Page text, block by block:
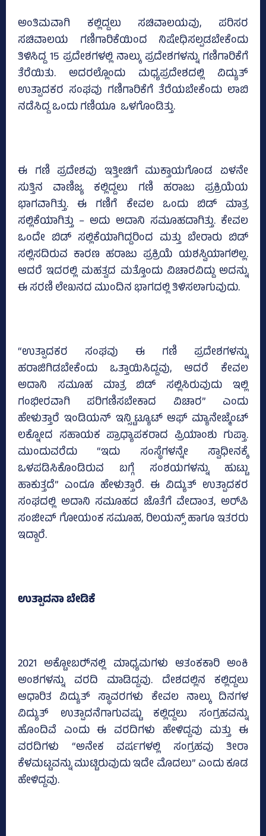
ಅಂತಿಮವಾಗಿ ಕಲ್ಲಿದ್ದಲು ಸಚಿವಾಲಯವು, ಪರಿಸರ
ಸಚಿವಾಲಯ ಗಣಿಗಾರಿಕೆಯಿಂದ ನಿಷೇಧಿಸಲ್ಪಡಬೇಕೆಂದು
ತಿಳಿಸಿದ್ದ 15 ಪ್ರದೇಶಗಳಲ್ಲಿ ನಾಲ್ಕು ಪ್ರದೇಶಗಳನ್ನು ಗಣಿಗಾರಿಕೆಗೆ
ತೆರೆಯಿತು. ಅದರಲ್ಲೊಂದು ಮಧ್ಯಪ್ರದೇಶದಲ್ಲಿ ವಿದ್ಯುತ್
ಉತ್ಪಾದಕರ ಸಂಘವು ಗಣಿಗಾರಿಕೆಗೆ ತೆರೆಯಬೇಕೆಂದು ಲಾಬಿ
ನಡೆಸಿದ್ದ ಒಂದು ಗಣಿಯೂ ಒಳಗೊಂಡಿತ್ತು.
ಈ ಗಣಿ ಪ್ರದೇಶವು ಇತ್ತೀಚಿಗೆ ಮುಕ್ತಾಯಗೊಂಡ ಏಳನೇ
ಸುತ್ತಿನ ವಾಣಿಜ್ಯ ಕಲ್ಲಿದ್ದಲು ಗಣಿ ಹರಾಜು ಪ್ರಕ್ರಿಯೆಯ
ಭಾಗವಾಗಿತ್ತು. ಈ ಗಣಿಗೆ ಕೇವಲ ಒಂದು ಬಿಡ್ ಮಾತ್ರ
ಸಲ್ಲಿಕೆಯಾಗಿತ್ತು – ಅದು ಅದಾನಿ ಸಮೂಹದಾಗಿತ್ತು. ಕೇವಲ
ಒಂದೇ ಬಿಡ್ ಸಲ್ಲಿಕೆಯಾಗಿದ್ದರಿಂದ ಮತ್ತು ಬೇರಾರು ಬಿಡ್
ಸಲ್ಲಿಸದಿರುವ ಕಾರಣ ಹರಾಜು ಪ್ರಕ್ರಿಯೆ ಯಶಸ್ವಿಯಾಗಲಿಲ್ಲ.
ಆದರೆ ಇದರಲ್ಲಿ ಮಹತ್ವದ ಮತ್ತೊಂದು ವಿಚಾರವಿದ್ದು ಅದನ್ನು
ಈ ಸರಣಿ ಲೇಖನದ ಮುಂದಿನ ಭಾಗದಲ್ಲಿ ತಿಳಿಸಲಾಗುವುದು.
“ಉತ್ಪಾದಕರ ಸಂಘವು ಈ ಗಣಿ ಪ್ರದೇಶಗಳನ್ನು
ಹರಾಜಿಗಿಡಬೇಕೆಂದು ಒತ್ತಾಯಿಸಿದ್ದವು, ಆದರೆ ಕೇವಲ
ಅದಾನಿ ಸಮೂಹ ಮಾತ್ರ ಬಿಡ್ ಸಲ್ಲಿಸಿರುವುದು ಇಲ್ಲಿ
ಗಂಭೀರವಾಗಿ ಪರಿಗಣಿಸಬೇಕಾದ ವಿಚಾರ” ಎಂದು
ಹೇಳುತ್ತಾರೆ ಇಂಡಿಯನ್ ಇನ್ಸ್ಟಿಟ್ಯೂಟ್ ಆಫ್ ಮ್ಯಾನೇಜ್ಮೆಂಟ್
ಲಕ್ನೋದ ಸಹಾಯಕ ಪ್ರಾಧ್ಯಾಪಕರಾದ ಪ್ರಿಯಾಂಶು ಗುಪ್ತಾ.
ಮುಂದುವರೆದು “ಇದು ಸಂಸ್ಥೆಗಳನ್ನೇ ಸ್ವಾಧೀನಕ್ಕೆ
ಒಳಪಡಿಸಿಕೊಂಡಿರುವ ಬಗ್ಗೆ ಸಂಶಯಗಳನ್ನು ಹುಟ್ಟು
ಹಾಕುತ್ತದೆ” ಎಂದೂ ಹೇಳುತ್ತಾರೆ. ಈ ವಿದ್ಯುತ್ ಉತ್ಪಾದಕರ
ಸಂಘದಲ್ಲಿ ಅದಾನಿ ಸಮೂಹದ ಜೊತೆಗೆ ವೇದಾಂತ, ಅರ್‌ಪಿ
ಸಂಜೀವ್ ಗೋಯಂಕ ಸಮೂಹ, ರಿಲಯನ್ಸ್ ಹಾಗೂ ಇತರರು
ಇದ್ದಾರೆ.
ಉತ್ಪಾದನಾ ಬೇಡಿಕೆ
2021 ಅಕ್ಟೋಬರ್‍‌ನಲ್ಲಿ ಮಾಧ್ಯಮಗಳು ಆತಂಕಕಾರಿ ಅಂಕಿ
ಅಂಶಗಳನ್ನು ವರದಿ ಮಾಡಿದ್ದವು. ದೇಶದಲ್ಲಿನ ಕಲ್ಲಿದ್ದಲು
ಆಧಾರಿತ ವಿದ್ಯುತ್ ಸ್ಥಾವರಗಳು ಕೇವಲ ನಾಲ್ಕು ದಿನಗಳ
ವಿದ್ಯುತ್ ಉತ್ಪಾದನೆಗಾಗುವಷ್ಟು ಕಲ್ಲಿದ್ದಲು ಸಂಗ್ರಹವನ್ನು
ಹೊಂದಿವೆ ಎಂದು ಈ ವರದಿಗಳು ಹೇಳಿದ್ದವು ಮತ್ತು ಈ
ವರದಿಗಳು “ಅನೇಕ ವರ್ಷಗಳಲ್ಲಿ ಸಂಗ್ರಹವು ತೀರಾ
ಕೆಳಮಟ್ಟವನ್ನು ಮುಟ್ಟಿರುವುದು ಇದೇ ಮೊದಲು” ಎಂದು ಕೂಡ
ಹೇಳಿದ್ದವು.